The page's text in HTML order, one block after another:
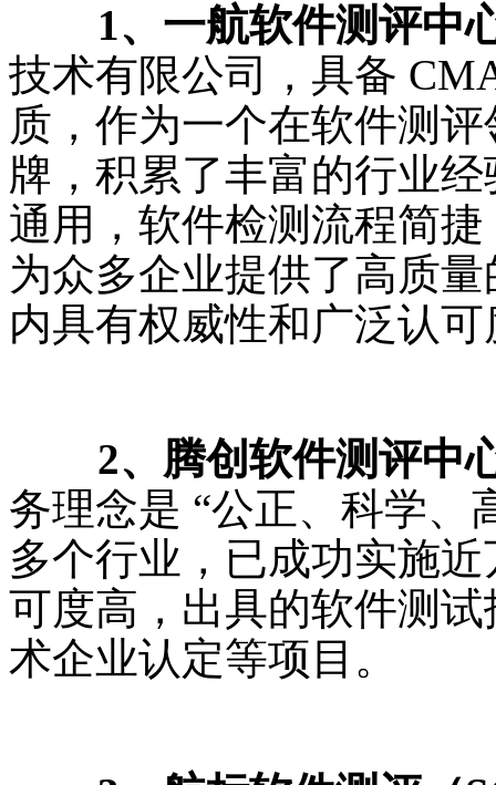
1、一航软件测评中
技术有限公司，具备
质，作为一个在软件测
牌，积累了丰富的行业
通用，软件检测流程简
为众多企业提供了高质
内具有权威性和广泛认可
2、腾创软件测评中
务理念是 “公正、科学、
多个行业，已成功实施
可度高，出具的软件测
术企业认定等项目。